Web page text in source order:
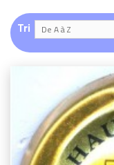
Tri De A à Z